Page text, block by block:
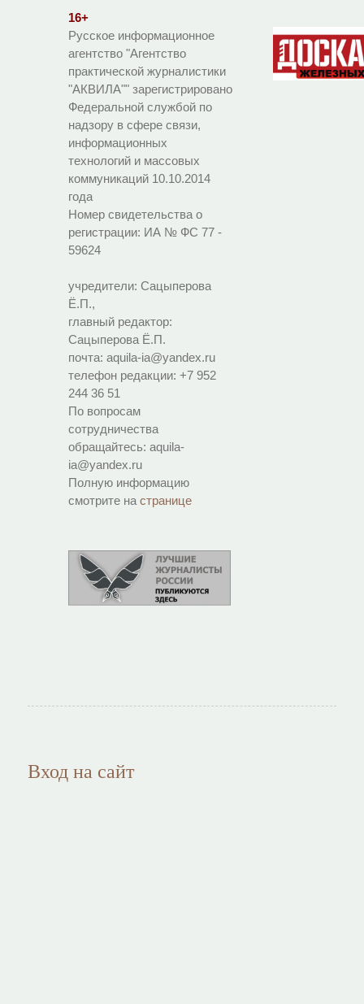
16+
Русское информационное
агентство "Агентство
практической журналистики
"АКВИЛА"" зарегистрировано
Федеральной службой по
надзору в сфере связи,
информационных
технологий и массовых
коммуникаций 10.10.2014
года
Номер свидетельства о
регистрации: ИА № ФС 77 -
59624
учредители: Сацыперова
Ё.П.,
главный редактор:
Сацыперова Ё.П.
почта: aquila-ia@yandex.ru
телефон редакции: +7 952
244 36 51
По вопросам
сотрудничества
обращайтесь: aquila-
ia@yandex.ru
Полную информацию
смотрите на странице
Вход на сайт